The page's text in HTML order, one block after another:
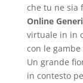
che tu ne sia
Online
virtuale in in
con le
Un grande
in contesto